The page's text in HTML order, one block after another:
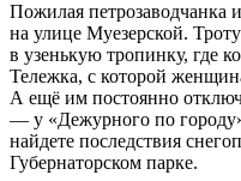
Пожилая петрозаводчанка
на улице Муезерской.
в узенькую тропинку, где
Тележка, с которой
А ещё им постоянно
— у «Дежурного по
найдете последствия
Губернаторском парке.